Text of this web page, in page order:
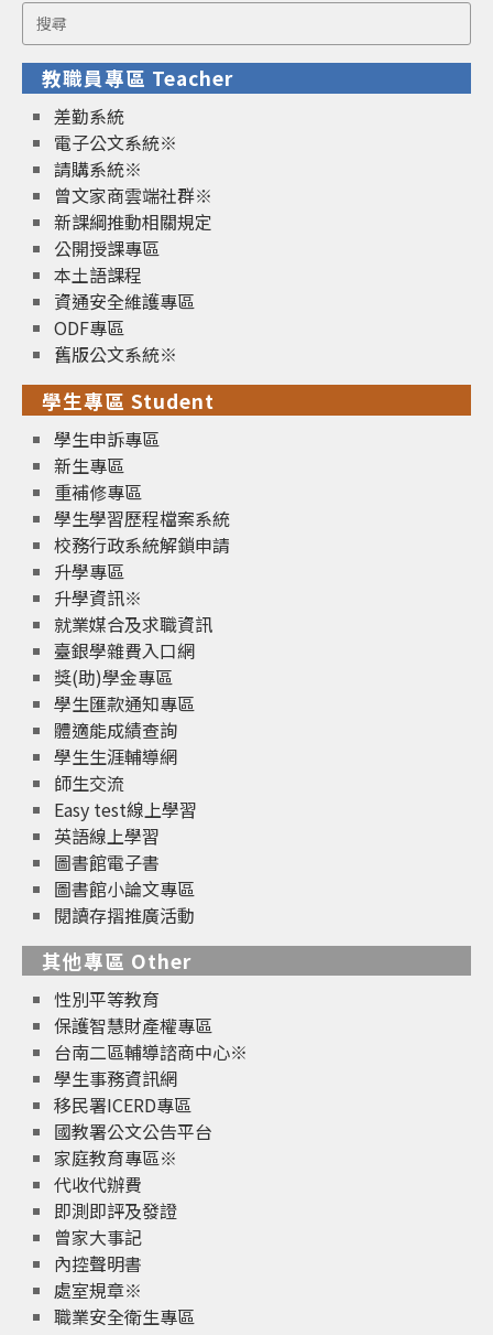
Search
for:
教職員專區 Teacher
差勤系統
電子公文系統※
請購系統※
曾文家商雲端社群※
新課綱推動相關規定
公開授課專區
本土語課程
資通安全維護專區
ODF專區
舊版公文系統※
學生專區 Student
學生申訴專區
新生專區
重補修專區
學生學習歷程檔案系統
校務行政系統解鎖申請
升學專區
升學資訊※
就業媒合及求職資訊
臺銀學雜費入口網
獎(助)學金專區
學生匯款通知專區
體適能成績查詢
學生生涯輔導網
師生交流
Easy test線上學習
英語線上學習
圖書館電子書
圖書館小論文專區
閱讀存摺推廣活動
其他專區 Other
性別平等教育
保護智慧財產權專區
台南二區輔導諮商中心※
學生事務資訊網
移民署ICERD專區
國教署公文公告平台
家庭教育專區※
代收代辦費
即測即評及發證
曾家大事記
內控聲明書
處室規章※
職業安全衛生專區